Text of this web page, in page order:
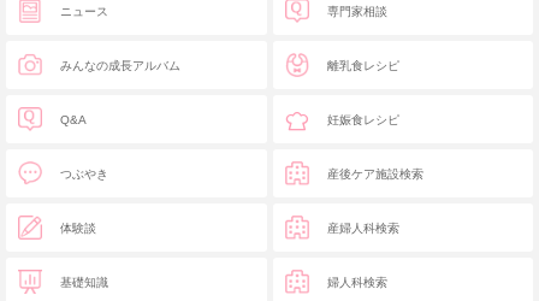
ニュース
みんなの成長アルバム
Q&A
つぶやき
体験談
基礎知識
専門家相談
離乳食レシピ
妊娠食レシピ
産後ケア施設検索
産婦人科検索
婦人科検索